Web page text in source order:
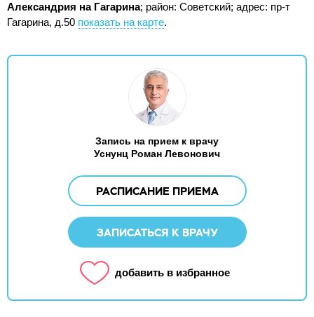
Александрия на Гагарина; район: Советский; адрес: пр-т
Гагарина, д.50 показать на карте.
Запись на прием к врачу
Уснунц Роман Левонович
РАСПИСАНИЕ ПРИЕМА
ЗАПИСАТЬСЯ К ВРАЧУ
добавить в избранное